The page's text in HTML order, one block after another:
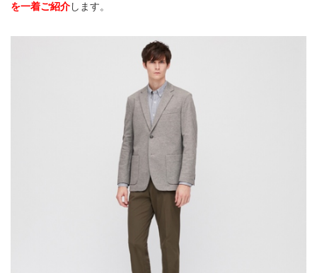
を一着ご紹介します。